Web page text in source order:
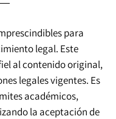
para
legal. Este
al contenido original,
legales vigentes. Es
académicos,
la aceptación de